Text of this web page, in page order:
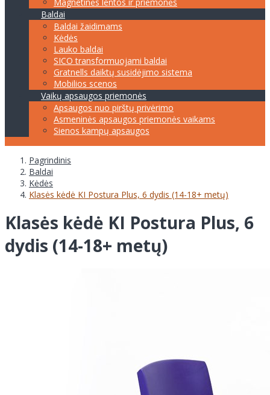
Baldai
Baldai žaidimams
Kėdės
Lauko baldai
SICO transformuojami baldai
Gratnells daiktų susidėjimo sistema
Mobilios scenos
Vaikų apsaugos priemonės
Apsaugos nuo pirštų privėrimo
Asmeninės apsaugos priemonės vaikams
Sienos kampų apsaugos
Pagrindinis
Baldai
Kėdės
Klasės kėdė KI Postura Plus, 6 dydis (14-18+ metų)
Klasės kėdė KI Postura Plus, 6
dydis (14-18+ metų)